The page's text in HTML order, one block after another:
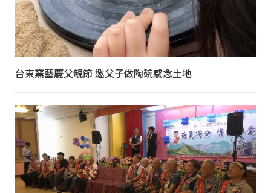
台東窯藝慶父親節 邀父子做陶碗感念土地